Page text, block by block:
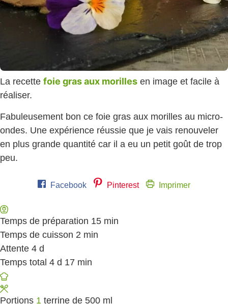
La recette foie gras aux morilles en image et facile à
réaliser.
Fabuleusement bon ce foie gras aux morilles au micro-
ondes. Une expérience réussie que je vais renouveler
en plus grande quantité car il a eu un petit goût de trop
peu.
Facebook Pinterest Imprimer
Temps de préparation 15 minutes
min
Temps de cuisson 2 minutes
min
Attente 4 days
d
Temps total 4 days
d 17 minutes
min
Portions 1 terrine de 500 ml